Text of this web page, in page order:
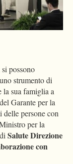
possono
strumento di
la sua famiglia a
Garante per la
persone con
per la
Salute Direzione
con